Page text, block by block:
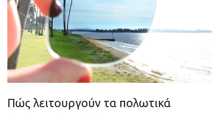
Πώς λειτουργούν τα πολωτικά